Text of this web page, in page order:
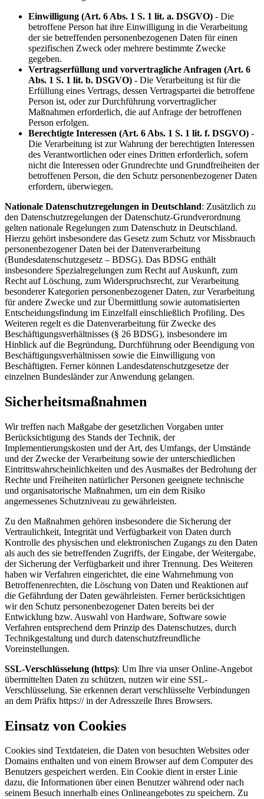
Einwilligung (Art. 6 Abs. 1 S. 1 lit. a. DSGVO) - Die
betroffene Person hat ihre Einwilligung in die Verarbeitung
der sie betreffenden personenbezogenen Daten für einen
spezifischen Zweck oder mehrere bestimmte Zwecke
gegeben.
Vertragserfüllung und vorvertragliche Anfragen (Art. 6
Abs. 1 S. 1 lit. b. DSGVO) - Die Verarbeitung ist für die
Erfüllung eines Vertrags, dessen Vertragspartei die betroffene
Person ist, oder zur Durchführung vorvertraglicher
Maßnahmen erforderlich, die auf Anfrage der betroffenen
Person erfolgen.
Berechtigte Interessen (Art. 6 Abs. 1 S. 1 lit. f. DSGVO) -
Die Verarbeitung ist zur Wahrung der berechtigten Interessen
des Verantwortlichen oder eines Dritten erforderlich, sofern
nicht die Interessen oder Grundrechte und Grundfreiheiten der
betroffenen Person, die den Schutz personenbezogener Daten
erfordern, überwiegen.
Nationale Datenschutzregelungen in Deutschland: Zusätzlich zu
den Datenschutzregelungen der Datenschutz-Grundverordnung
gelten nationale Regelungen zum Datenschutz in Deutschland.
Hierzu gehört insbesondere das Gesetz zum Schutz vor Missbrauch
personenbezogener Daten bei der Datenverarbeitung
(Bundesdatenschutzgesetz – BDSG). Das BDSG enthält
insbesondere Spezialregelungen zum Recht auf Auskunft, zum
Recht auf Löschung, zum Widerspruchsrecht, zur Verarbeitung
besonderer Kategorien personenbezogener Daten, zur Verarbeitung
für andere Zwecke und zur Übermittlung sowie automatisierten
Entscheidungsfindung im Einzelfall einschließlich Profiling. Des
Weiteren regelt es die Datenverarbeitung für Zwecke des
Beschäftigungsverhältnisses (§ 26 BDSG), insbesondere im
Hinblick auf die Begründung, Durchführung oder Beendigung von
Beschäftigungsverhältnissen sowie die Einwilligung von
Beschäftigten. Ferner können Landesdatenschutzgesetze der
einzelnen Bundesländer zur Anwendung gelangen.
Sicherheitsmaßnahmen
Wir treffen nach Maßgabe der gesetzlichen Vorgaben unter
Berücksichtigung des Stands der Technik, der
Implementierungskosten und der Art, des Umfangs, der Umstände
und der Zwecke der Verarbeitung sowie der unterschiedlichen
Eintrittswahrscheinlichkeiten und des Ausmaßes der Bedrohung der
Rechte und Freiheiten natürlicher Personen geeignete technische
und organisatorische Maßnahmen, um ein dem Risiko
angemessenes Schutzniveau zu gewährleisten.
Zu den Maßnahmen gehören insbesondere die Sicherung der
Vertraulichkeit, Integrität und Verfügbarkeit von Daten durch
Kontrolle des physischen und elektronischen Zugangs zu den Daten
als auch des sie betreffenden Zugriffs, der Eingabe, der Weitergabe,
der Sicherung der Verfügbarkeit und ihrer Trennung. Des Weiteren
haben wir Verfahren eingerichtet, die eine Wahrnehmung von
Betroffenenrechten, die Löschung von Daten und Reaktionen auf
die Gefährdung der Daten gewährleisten. Ferner berücksichtigen
wir den Schutz personenbezogener Daten bereits bei der
Entwicklung bzw. Auswahl von Hardware, Software sowie
Verfahren entsprechend dem Prinzip des Datenschutzes, durch
Technikgestaltung und durch datenschutzfreundliche
Voreinstellungen.
SSL-Verschlüsselung (https): Um Ihre via unser Online-Angebot
übermittelten Daten zu schützen, nutzen wir eine SSL-
Verschlüsselung. Sie erkennen derart verschlüsselte Verbindungen
an dem Präfix https:// in der Adresszeile Ihres Browsers.
Einsatz von Cookies
Cookies sind Textdateien, die Daten von besuchten Websites oder
Domains enthalten und von einem Browser auf dem Computer des
Benutzers gespeichert werden. Ein Cookie dient in erster Linie
dazu, die Informationen über einen Benutzer während oder nach
seinem Besuch innerhalb eines Onlineangebotes zu speichern. Zu